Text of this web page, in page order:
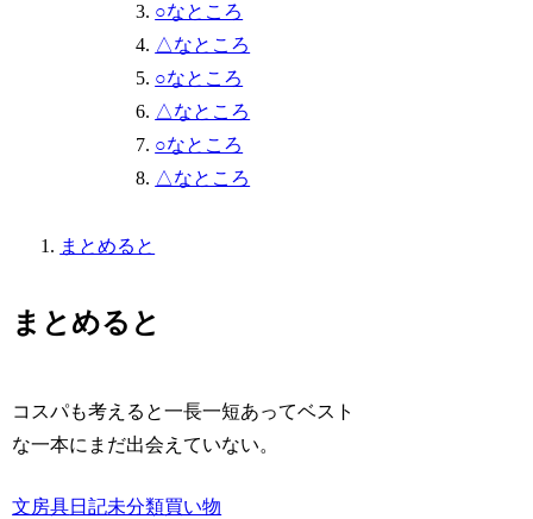
○なところ
△なところ
○なところ
△なところ
○なところ
△なところ
まとめると
まとめると
コスパも考えると一長一短あってベスト
な一本にまだ出会えていない。
文房具日記未分類買い物